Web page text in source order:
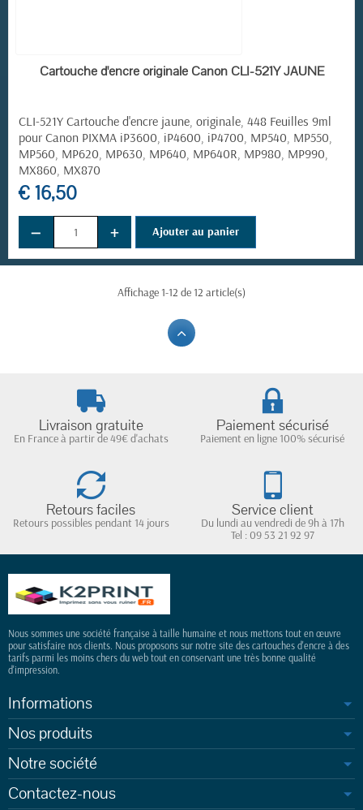
EN STOCK
Cartouche d'encre originale Canon CLI-521Y JAUNE
CLI-521Y Cartouche d'encre jaune, originale, 448 Feuilles 9ml
pour Canon PIXMA iP3600, iP4600, iP4700, MP540, MP550,
MP560, MP620, MP630, MP640, MP640R, MP980, MP990,
MX860, MX870
€ 16,50
− + Ajouter au panier
Affichage 1-12 de 12 article(s)
Livraison gratuite
En France à partir de 49€ d'achats
Paiement sécurisé
Paiement en ligne 100% sécurisé
Retours faciles
Retours possibles pendant 14 jours
Service client
Du lundi au vendredi de 9h à 17h
Tel : 09 53 21 92 97
Nous sommes une société française à taille humaine et nous mettons tout en œuvre
pour satisfaire nos clients. Nous proposons sur notre site des cartouches d'encre à des
tarifs parmi les moins chers du web tout en conservant une très bonne qualité
d'impression.
Informations
Nos produits
Notre société
Contactez-nous